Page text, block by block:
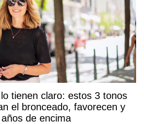
tienen claro: estos 3 tonos
el bronceado, favorecen y
de encima